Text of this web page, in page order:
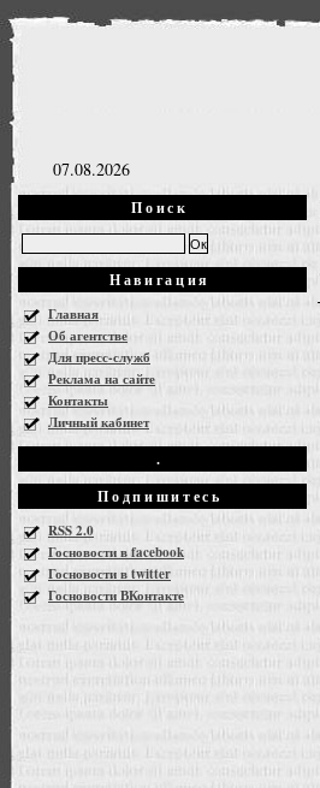
07.08.2026
Поиск
Навигация
Главная
Об агентстве
Для пресс-служб
Реклама на сайте
Контакты
Личный кабинет
.
Подпишитесь
RSS 2.0
Госновости в facebook
Госновости в twitter
Госновости ВКонтакте